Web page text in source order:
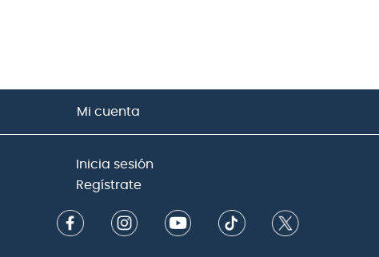
Mi cuenta
Inicia sesión
Regístrate